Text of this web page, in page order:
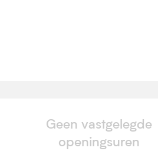
Openingstijden
Geen vastgelegde
openingsuren